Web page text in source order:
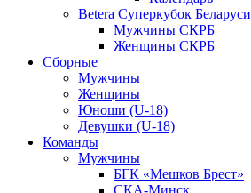
Betera Суперкубок Беларуси
Мужчины СКРБ
Женщины СКРБ
Сборные
Мужчины
Женщины
Юноши (U-18)
Девушки (U-18)
Команды
Мужчины
БГК «Мешков Брест»
СКА-Минск